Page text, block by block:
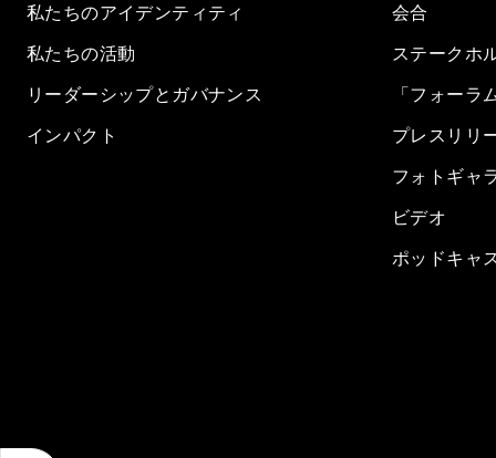
私たちのアイデンティティ
私たちの活動
リーダーシップとガバナンス
インパクト
会合
ステークホ
「フォーラ
プレスリリ
フォトギャ
ビデオ
ポッドキャ